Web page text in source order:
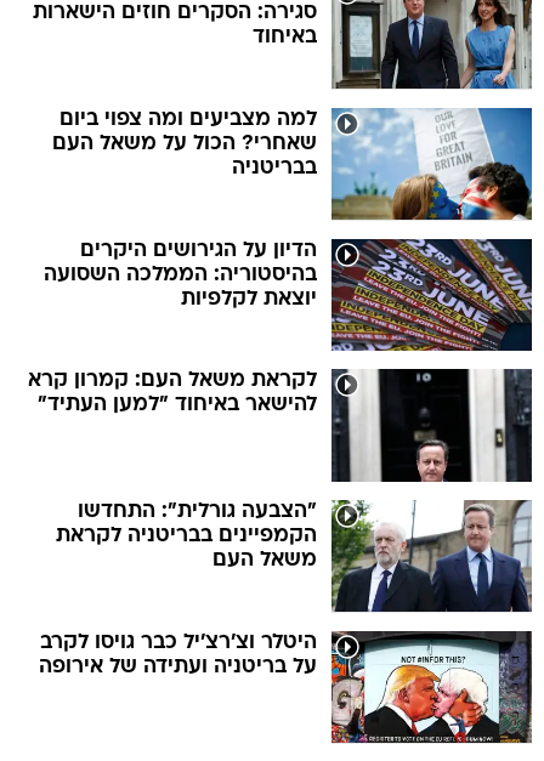
סגירה: הסקרים חוזים הישארות
באיחוד
למה מצביעים ומה צפוי ביום
שאחרי? הכול על משאל העם
בבריטניה
הדיון על הגירושים היקרים
בהיסטוריה: הממלכה השסועה
יוצאת לקלפיות
לקראת משאל העם: קמרון קרא
להישאר באיחוד "למען העתיד"
"הצבעה גורלית": התחדשו
הקמפיינים בבריטניה לקראת
משאל העם
היטלר וצ'רצ'יל כבר גויסו לקרב
על בריטניה ועתידה של אירופה